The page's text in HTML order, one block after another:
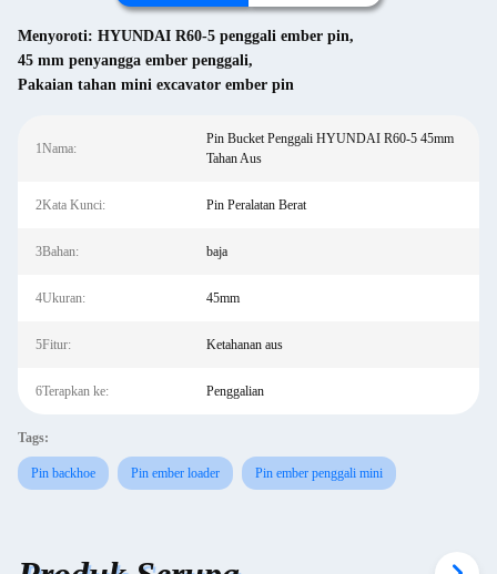
Menyoroti: HYUNDAI R60-5 penggali ember pin,
45 mm penyangga ember penggali,
Pakaian tahan mini excavator ember pin
1Nama:
Pin Bucket Penggali HYUNDAI R60-5 45mm
Tahan Aus
2Kata Kunci: Pin Peralatan Berat
3Bahan: baja
4Ukuran: 45mm
5Fitur: Ketahanan aus
6Terapkan ke: Penggalian
Tags:
Pin backhoe Pin ember loader Pin ember penggali mini